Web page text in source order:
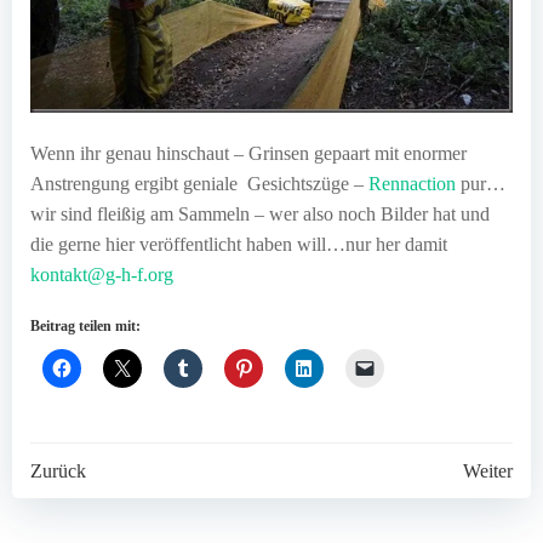
Wenn ihr genau hinschaut – Grinsen gepaart mit enormer
Anstrengung ergibt geniale Gesichtszüge – Rennaction pur…
wir sind fleißig am Sammeln – wer also noch Bilder hat und
die gerne hier veröffentlicht haben will…nur her damit
kontakt@g-h-f.org
Beitrag teilen mit:
Post
Zurück
Post
Weiter